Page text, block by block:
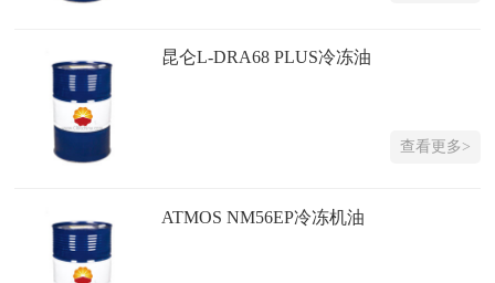
昆仑L-DRA68 PLUS冷冻油
查看更多>
ATMOS NM56EP冷冻机油